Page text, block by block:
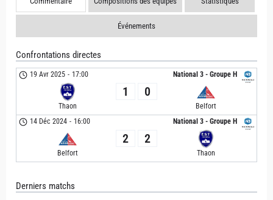
Événements
Confrontations directes
National 3 - Groupe H
19 Avr 2025 - 17:00
Thaon
1 0
Belfort
National 3 - Groupe H
14 Déc 2024 - 16:00
Belfort
2 2
Thaon
Derniers matchs